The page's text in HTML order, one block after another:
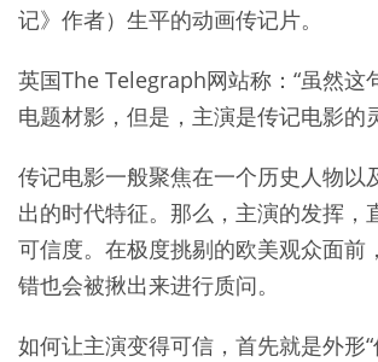
记》作者）生平的动画传记片。
英国The Telegraph网站称：“虽然这
电题材影，但是，主演是传记电影的
传记电影一般聚焦在一个历史人物以
出的时代特征。那么，主演的发挥，
可信度。在极度挑剔的欧美观众面前
错也会被揪出来进行质问。
如何让主演变得可信，首先就是外形“